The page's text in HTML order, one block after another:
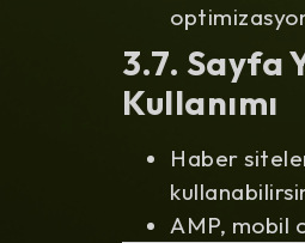
3.7. Sayfa
Kullanımı
Haber
AMP, mobil